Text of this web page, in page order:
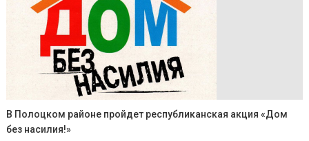
В Полоцком районе пройдет республиканская акция «Дом
без насилия!»